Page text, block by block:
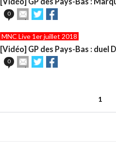
ami
0
Envoyer
cet
à
un
ami
Partager
sur sur
MNC Live 1er juillet 2018
[Vidéo] GP des Pays-Bas : duel
0
Envoyer
cet
Partager
sur sur
1